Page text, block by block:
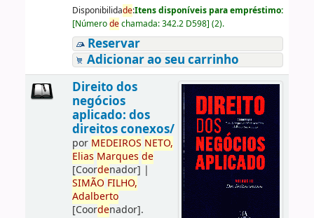
Disponibilidade:Itens disponíveis para empréstimo:
[Númerodechamada:342.2 D598] (2).
Reservar
Adicionar ao seu carrinho
Direito dos
negócios
aplicado: dos
direitos conexos/
por MEDEIROS NETO,
Elias Marques de
[Coordenador] |
SIMÃO FILHO,
Adalberto
[Coordenador].